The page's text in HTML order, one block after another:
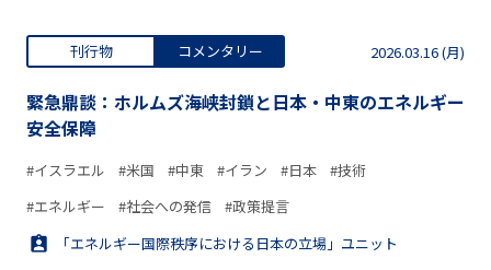
刊行物 コメンタリー 2026.03.16 (月)
緊急鼎談：ホルムズ海峡封鎖と日本・中東のエネルギー
安全保障
#イスラエル #米国 #中東 #イラン #日本
#技術
#エネルギー
#社会への発信
#政策提言
「エネルギー国際秩序における日本の立場」ユニット